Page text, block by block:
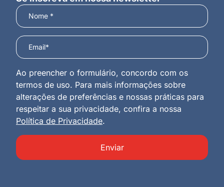
Ao preencher o formulário, concordo com os
termos de uso. Para mais informações sobre
alterações de preferências e nossas práticas para
respeitar a sua privacidade, confira a nossa
Política de Privacidade.
Enviar